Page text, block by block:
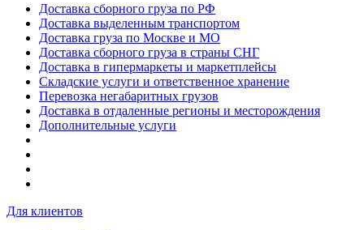
Доставка сборного груза по РФ
Доставка выделенным транспортом
Доставка груза по Москве и МО
Доставка сборного груза в страны СНГ
Доставка в гипермаркеты и маркетплейсы
Складские услуги и ответственное хранение
Перевозка негабаритных грузов
Доставка в отдаленные регионы и месторождения
Дополнительные услуги
Для клиентов